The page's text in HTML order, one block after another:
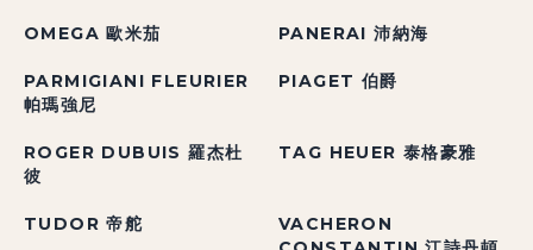
OMEGA 歐米茄 PANERAI 沛納海
PARMIGIANI FLEURIER
帕瑪強尼
PIAGET 伯爵
ROGER DUBUIS 羅杰杜
彼
TAG HEUER 泰格豪雅
TUDOR 帝舵
VACHERON